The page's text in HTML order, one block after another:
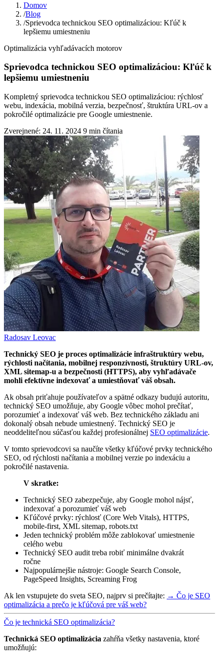
Domov
/Blog
/Sprievodca technickou SEO optimalizáciou: Kľúč k
lepšiemu umiestneniu
Optimalizácia vyhľadávacích motorov
Sprievodca technickou SEO optimalizáciou: Kľúč k
lepšiemu umiestneniu
Kompletný sprievodca technickou SEO optimalizáciou: rýchlosť
webu, indexácia, mobilná verzia, bezpečnosť, štruktúra URL-ov a
pokročilé optimalizácie pre Google umiestnenie.
Zverejnené: 24. 11. 2024 9 min čítania
Radosav Leovac
Technický SEO je proces optimalizácie infraštruktúry webu,
rýchlosti načítania, mobilnej responzívnosti, štruktúry URL-ov,
XML sitemap-u a bezpečnosti (HTTPS), aby vyhľadávače
mohli efektívne indexovať a umiestňovať váš obsah.
Ak obsah priťahuje používateľov a spätné odkazy budujú autoritu,
technický SEO umožňuje, aby Google vôbec mohol prečítať,
porozumieť a indexovať váš web. Bez technického základu ani
dokonalý obsah nebude umiestnený. Technický SEO je
neoddeliteľnou súčasťou každej profesionálnej SEO optimalizácie.
V tomto sprievodcovi sa naučíte všetky kľúčové prvky technického
SEO, od rýchlosti načítania a mobilnej verzie po indexáciu a
pokročilé nastavenia.
V skratke:
Technický SEO zabezpečuje, aby Google mohol nájsť,
indexovať a porozumieť váš web
Kľúčové prvky: rýchlosť (Core Web Vitals), HTTPS,
mobile-first, XML sitemap, robots.txt
Jeden technický problém môže zablokovať umiestnenie
celého webu
Technický SEO audit treba robiť minimálne dvakrát
ročne
Najpopulárnejšie nástroje: Google Search Console,
PageSpeed Insights, Screaming Frog
Ak len vstupujete do sveta SEO, najprv si prečítajte: → Čo je SEO
optimalizácia a prečo je kľúčová pre váš web?
Čo je technická SEO optimalizácia?
Technická SEO optimalizácia zahŕňa všetky nastavenia, ktoré
umožňujú: